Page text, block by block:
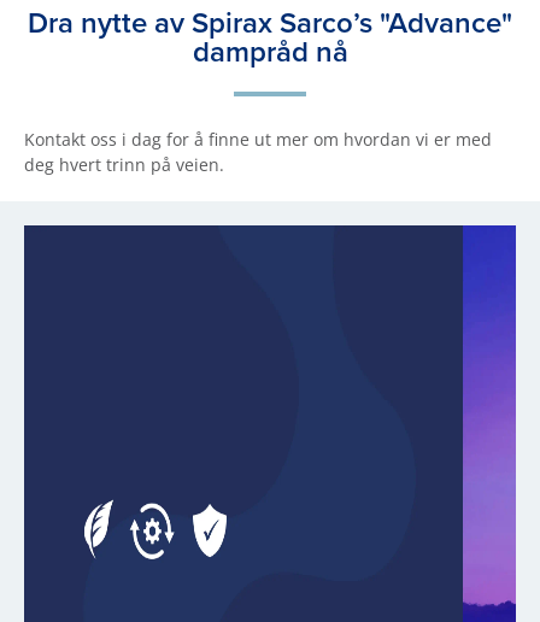
Dra nytte av Spirax Sarco’s "Advance"
dampråd nå
Kontakt oss i dag for å finne ut mer om hvordan vi er med
deg hvert trinn på veien.